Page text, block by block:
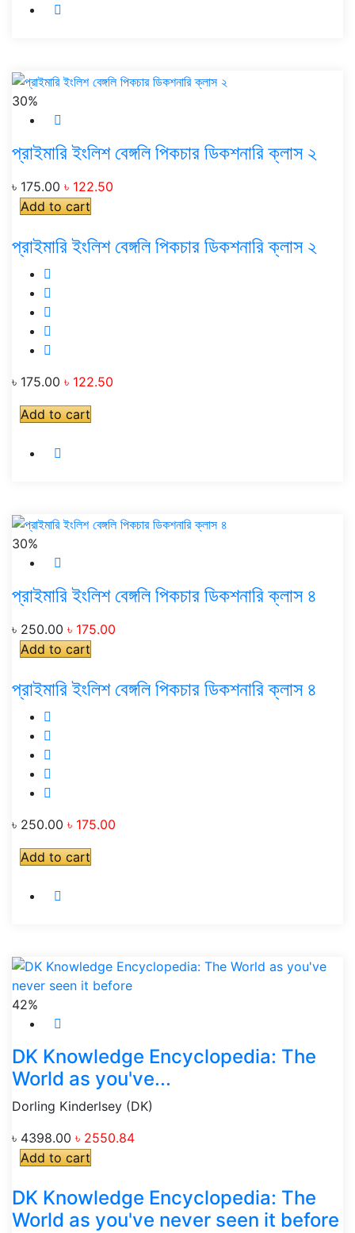
30%
প্রাইমারি ইংলিশ বেঙ্গলি পিকচার ডিকশনারি ক্লাস ২
৳ 175.00 ৳ 122.50
Add to cart
প্রাইমারি ইংলিশ বেঙ্গলি পিকচার ডিকশনারি ক্লাস ২
৳ 175.00 ৳ 122.50
Add to cart
30%
প্রাইমারি ইংলিশ বেঙ্গলি পিকচার ডিকশনারি ক্লাস ৪
৳ 250.00 ৳ 175.00
Add to cart
প্রাইমারি ইংলিশ বেঙ্গলি পিকচার ডিকশনারি ক্লাস ৪
৳ 250.00 ৳ 175.00
Add to cart
42%
DK Knowledge Encyclopedia: The
World as you've...
Dorling Kinderlsey (DK)
৳ 4398.00 ৳ 2550.84
Add to cart
DK Knowledge Encyclopedia: The
World as you've never seen it before